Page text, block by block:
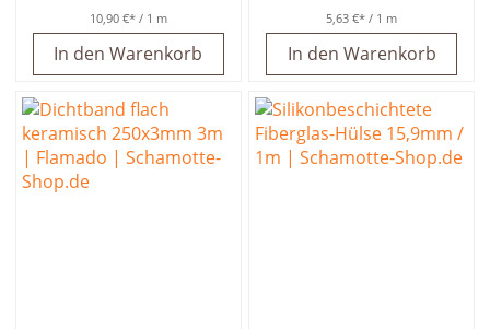
10,90 € / 1 m
In den Warenkorb
5,63 € / 1 m
In den Warenkorb